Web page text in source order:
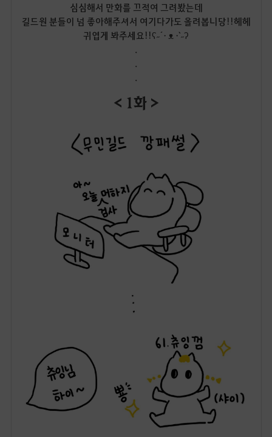
심심해서 만화를 끄적여 그려봤는데
길드원 분들이 넘 좋아해주셔서 여기다가도 올려봅니당!!헤헤
귀엽게 봐주세요!!ʕ˶´• ᴥ •`˶ʔ
.
.
.
< 1화 >